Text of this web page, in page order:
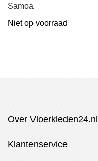
Samoa
Niet op voorraad
Over Vloerkleden24.nl
Klantenservice